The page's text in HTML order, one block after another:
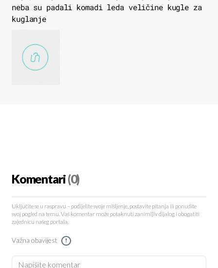
neba su padali komadi leda veličine kugle za
kuglanje
Komentari(0)
Uključite se u raspravu – podijelite svoje mišljenje, postavite pitanja ili ponudite
svoj pogled na temu. Vaš komentar može potaknuti zanimljiv dijalog i obogatiti
zajednicu našeg portala.
Važna obavijest !